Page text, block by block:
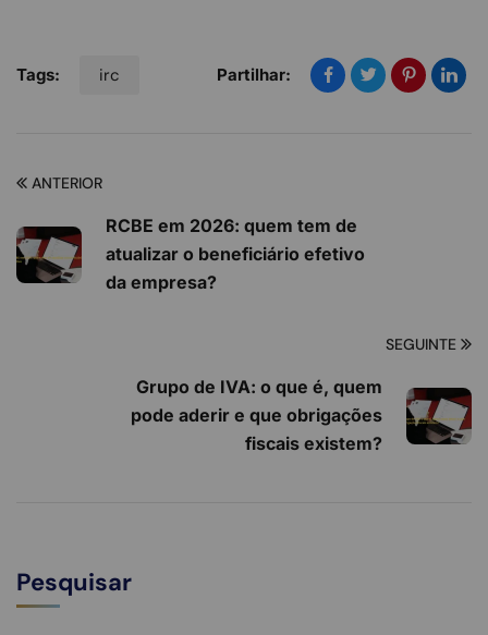
Tags: irc Partilhar:
ANTERIOR
RCBE em 2026: quem tem de
atualizar o beneficiário efetivo
da empresa?
SEGUINTE
Grupo de IVA: o que é, quem
pode aderir e que obrigações
fiscais existem?
Pesquisar